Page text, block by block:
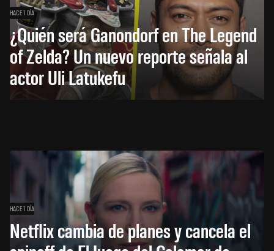
HACE 1 DÍA
¿Quién será Ganondorf en The Legend
of Zelda? Un nuevo reporte señala al
actor Uli Latukefu
HACE 1 DÍA
Netflix cambia de planes y cancela el